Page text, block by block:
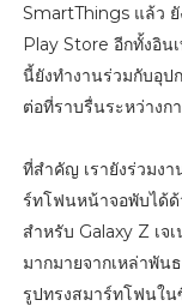
SmartThings แล้ว
Play Store อีกทั้งอิ
นี้ยังทำงานร่วมกับอุป
ต่อที่ราบรื่นระหว่าง
ที่สำคัญ เรายังร่วมง
ร์ทโฟนหน้าจอพับได้
สำหรับ Galaxy Z เจ
มากมายจากเหล่าพั
รูปทรงสมาร์ทโฟนใ